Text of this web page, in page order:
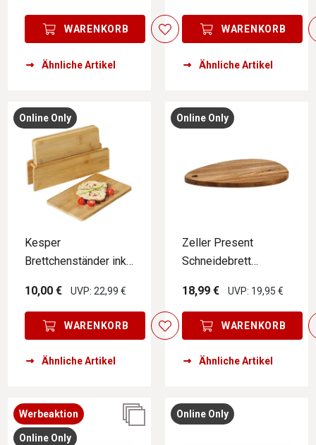
WARENKORB
Ähnliche Artikel
WARENKORB
Ähnliche Artikel
Online Only
Kesper
Brettchenständer inkl.
10,00 €
UVP: 22,99 €
WARENKORB
Ähnliche Artikel
Online Only
Zeller Present
Schneidebrett
18,99 €
UVP: 19,95 €
WARENKORB
Ähnliche Artikel
Werbeaktion
Online Only
Online Only